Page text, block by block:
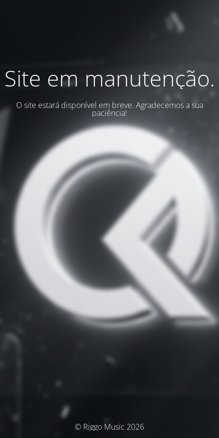
Site em manutenção.
O site estará disponível em breve. Agradecemos a sua
paciência!
© Riggo Music 2026